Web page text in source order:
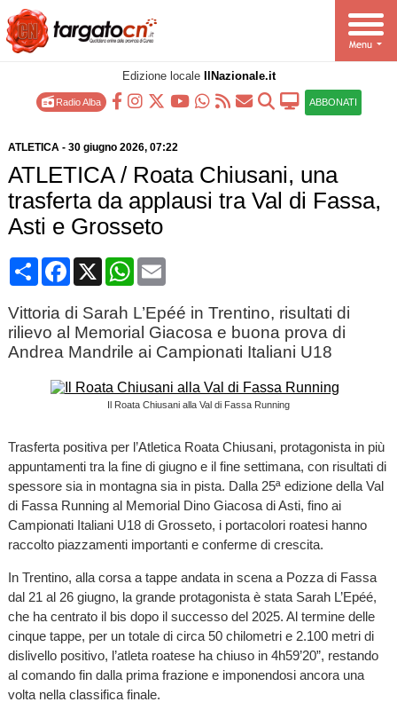
Edizione locale IlNazionale.it
Radio Alba ABBONATI
ATLETICA- 30 giugno 2026, 07:22
ATLETICA / Roata Chiusani, una
trasferta da applausi tra Val di Fassa,
Asti e Grosseto
CondividiFacebook
X WhatsApp
Email
Vittoria di Sarah L’Epéé in Trentino, risultati di
rilievo al Memorial Giacosa e buona prova di
Andrea Mandrile ai Campionati Italiani U18
Il Roata Chiusani alla Val di Fassa Running
Trasferta positiva per l’Atletica Roata Chiusani, protagonista in più
appuntamenti tra la fine di giugno e il fine settimana, con risultati di
spessore sia in montagna sia in pista. Dalla 25ª edizione della Val
di Fassa Running al Memorial Dino Giacosa di Asti, fino ai
Campionati Italiani U18 di Grosseto, i portacolori roatesi hanno
raccolto piazzamenti importanti e conferme di crescita.
In Trentino, alla corsa a tappe andata in scena a Pozza di Fassa
dal 21 al 26 giugno, la grande protagonista è stata Sarah L’Epéé,
che ha centrato il bis dopo il successo del 2025. Al termine delle
cinque tappe, per un totale di circa 50 chilometri e 2.100 metri di
dislivello positivo, l’atleta roatese ha chiuso in 4h59’20”, restando
al comando fin dalla prima frazione e imponendosi ancora una
volta nella classifica finale.